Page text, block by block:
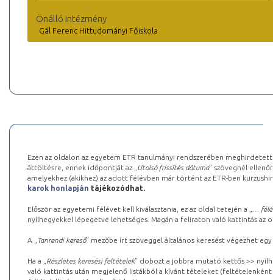
Önálló intézmény
Gál Ferenc Hittudományi Főiskola
Ezen az oldalon az egyetem ETR tanulmányi rendszerében
áttöltésre, ennek időpontját az „ Utolsó frissítés dátuma” szövegnél
amelyekhez (akikhez) az adott félévben már történt az ETR-ben
karok honlapján tájékozódhat.
Először az egyetemi félévet kell kiválasztania, ez az oldal tetején a „
…
nyílhegyekkel lépegetve lehetséges. Magán a feliraton való kattintás az
A „ Tanrendi kereső” mezőbe írt szöveggel általános keresést végezhet
Ha a „ Részletes keresési feltételek” dobozt a jobbra mutató kettős >>
való kattintás után megjelenő listákból a kívánt tételeket (feltételenként